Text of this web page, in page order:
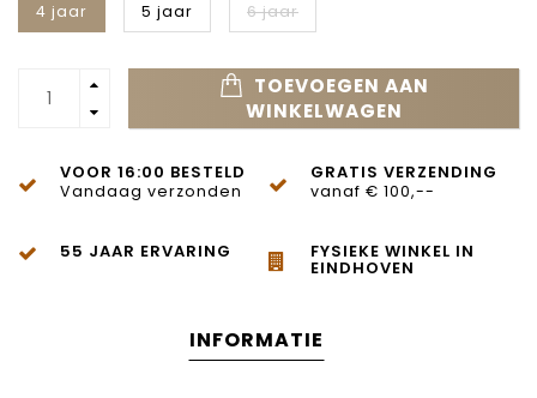
4 jaar 5 jaar 6 jaar
TOEVOEGEN AAN
WINKELWAGEN
VOOR 16:00 BESTELD
Vandaag verzonden
GRATIS VERZENDING
vanaf € 100,--
55 JAAR ERVARING FYSIEKE WINKEL IN
EINDHOVEN
INFORMATIE